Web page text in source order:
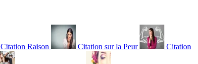
Citation Raison Citation sur la Peur Citation